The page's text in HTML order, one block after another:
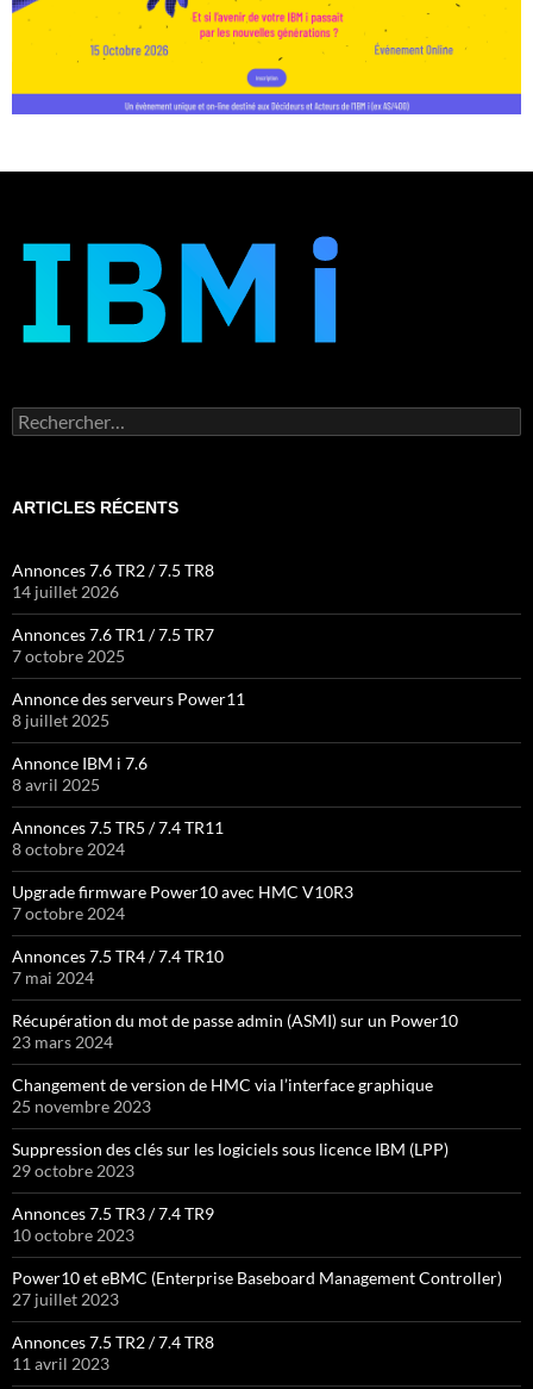
Rechercher :
ARTICLES RÉCENTS
Annonces 7.6 TR2 / 7.5 TR8
14 juillet 2026
Annonces 7.6 TR1 / 7.5 TR7
7 octobre 2025
Annonce des serveurs Power11
8 juillet 2025
Annonce IBM i 7.6
8 avril 2025
Annonces 7.5 TR5 / 7.4 TR11
8 octobre 2024
Upgrade firmware Power10 avec HMC V10R3
7 octobre 2024
Annonces 7.5 TR4 / 7.4 TR10
7 mai 2024
Récupération du mot de passe admin (ASMI) sur un Power10
23 mars 2024
Changement de version de HMC via l’interface graphique
25 novembre 2023
Suppression des clés sur les logiciels sous licence IBM (LPP)
29 octobre 2023
Annonces 7.5 TR3 / 7.4 TR9
10 octobre 2023
Power10 et eBMC (Enterprise Baseboard Management Controller)
27 juillet 2023
Annonces 7.5 TR2 / 7.4 TR8
11 avril 2023